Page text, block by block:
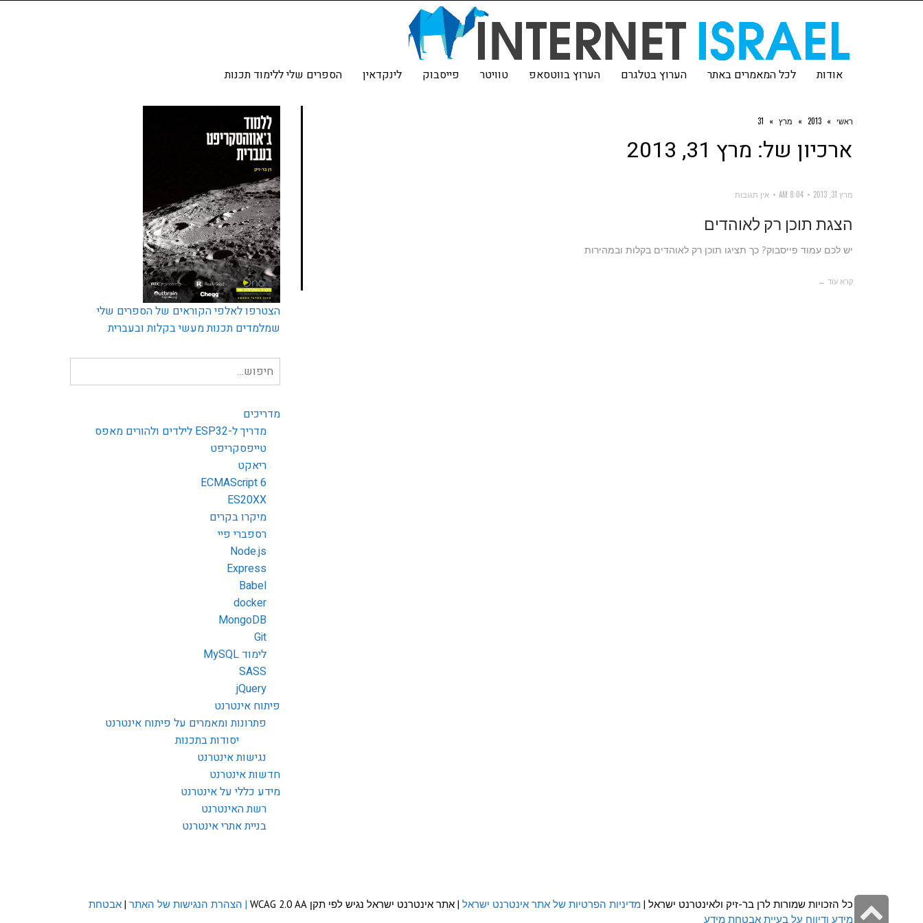
אודות לכל המאמרים באתר הערוץ בטלגרם הערוץ בווטסאפ טוויטר פייסבוק לינקדאין הספרים שלי ללימוד תכנות
ראשי »
2013
» מרץ »
31
ארכיון של: מרץ 31, 2013
מרץ 31, 2013 8:04 AM אין תגובות
הצגת תוכן רק לאוהדים
יש לכם עמוד פייסבוק? כך תציגו תוכן רק לאוהדים בקלות ובמהירות
קרא עוד ←
הצטרפו לאלפי הקוראים של הספרים שלי
שמלמדים תכנות מעשי בקלות ובעברית
חיפוש
עבור:
מדריכים
מדריך ל-ESP32 לילדים ולהורים מאפס
טייפסקריפט
ריאקט
ECMAScript 6
ES20XX
מיקרו בקרים
רספברי פיי
Node.js
Express
Babel
docker
MongoDB
Git
לימוד MySQL
SASS
jQuery
פיתוח אינטרנט
פתרונות ומאמרים על פיתוח אינטרנט
יסודות בתכנות
נגישות אינטרנט
חדשות אינטרנט
מידע כללי על אינטרנט
רשת האינטרנט
בניית אתרי אינטרנט
כל הזכויות שמורות לרן בר-זיק ולאינטרנט ישראל | מדיניות הפרטיות של אתר אינטרנט ישראל | אתר אינטרנט ישראל נגיש לפי תקן WCAG 2.0 AA | הצהרת הנגישות של האתר | אבטחת
מידע ודיווח על בעיית אבטחת מידע
גלילה